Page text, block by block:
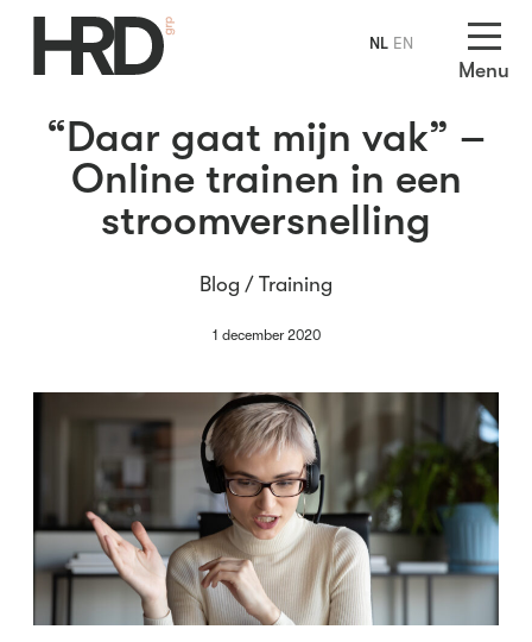
Menu
“Daar gaat mijn vak” –
Online trainen in een
stroomversnelling
Blog / Training
1 december 2020
NL EN